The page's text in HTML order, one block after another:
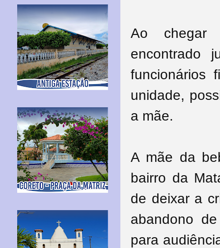
Ao chegar
encontrado
funcionários
unidade,
a mãe.
A mãe da
bairro da
de deixar a
abandono
para